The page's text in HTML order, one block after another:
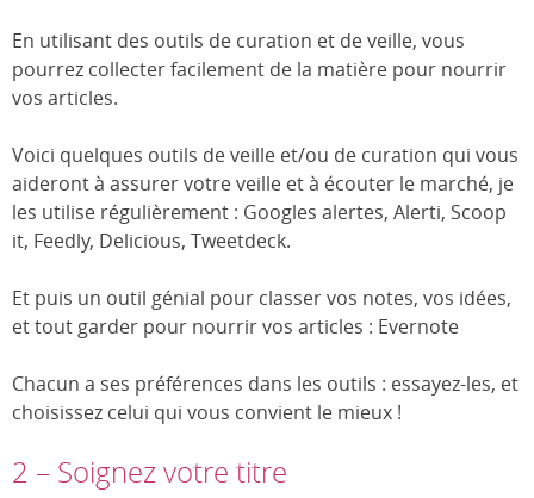
En utilisant des outils de curation et de veille, vous
pourrez collecter facilement de la matière pour nourrir
vos articles.
Voici quelques outils de veille et/ou de curation qui vous
aideront à assurer votre veille et à écouter le marché, je
les utilise régulièrement : Googles alertes, Alerti, Scoop
it, Feedly, Delicious, Tweetdeck.
Et puis un outil génial pour classer vos notes, vos idées,
et tout garder pour nourrir vos articles : Evernote
Chacun a ses préférences dans les outils : essayez-les, et
choisissez celui qui vous convient le mieux !
2 – Soignez votre titre